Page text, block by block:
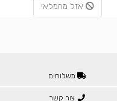
אזל מהמלאי
משלוחים
צור קשר